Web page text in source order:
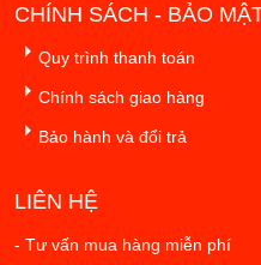
CHÍNH SÁCH - BẢO
Quy trình thanh toán
Chính sách giao hàng
Bảo hành và đổi trả
LIÊN HỆ
- Tư vấn mua hàng miễn phí